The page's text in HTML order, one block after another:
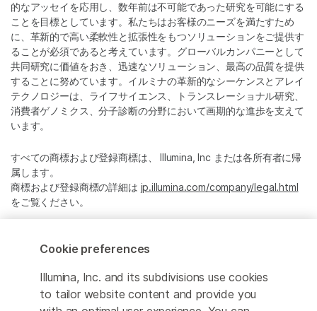
的なアッセイを応用し、数年前は不可能であった研究を可能にする
ことを目標としています。私たちはお客様のニーズを満たすため
に、革新的で高い柔軟性と拡張性をもつソリューションをご提供す
ることが必須であると考えています。グローバルカンパニーとして
共同研究に価値をおき、迅速なソリューション、最高の品質を提供
することに努めています。イルミナの革新的なシーケンスとアレイ
テクノロジーは、ライフサイエンス、トランスレーショナル研究、
消費者ゲノミクス、分子診断の分野において画期的な進歩を支えて
います。
すべての商標および登録商標は、 Illumina, Inc または各所有者に帰
属します。
商標および登録商標の詳細は jp.illumina.com/company/legal.html
をご覧ください。
Cookie Management Center
プライバシーポリシ
Cookie preferences
Illumina, Inc. and its subdivisions use cookies
to tailor website content and provide you